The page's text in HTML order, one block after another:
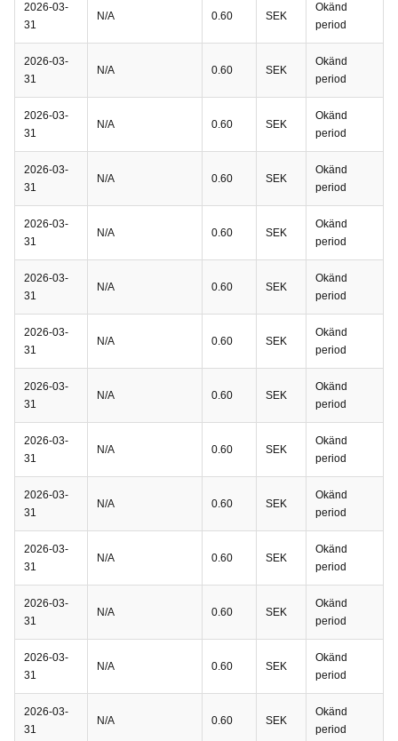
2026-03-
31
N/A 0.60 SEK
Okänd
period
2026-03-
31
N/A 0.60 SEK
Okänd
period
2026-03-
31
N/A 0.60 SEK
Okänd
period
2026-03-
31
N/A 0.60 SEK
Okänd
period
2026-03-
31
N/A 0.60 SEK
Okänd
period
2026-03-
31
N/A 0.60 SEK
Okänd
period
2026-03-
31
N/A 0.60 SEK
Okänd
period
2026-03-
31
N/A 0.60 SEK
Okänd
period
2026-03-
31
N/A 0.60 SEK
Okänd
period
2026-03-
31
N/A 0.60 SEK
Okänd
period
2026-03-
31
N/A 0.60 SEK
Okänd
period
2026-03-
31
N/A 0.60 SEK
Okänd
period
2026-03-
31
N/A 0.60 SEK
Okänd
period
2026-03-
31
N/A 0.60 SEK
Okänd
period